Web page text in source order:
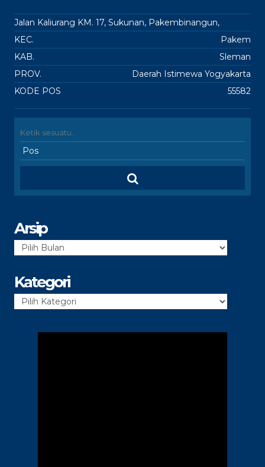
Jalan Kaliurang KM. 17, Sukunan, Pakembinangun,
KEC.
Pakem
KAB.
Sleman
PROV.
Daerah Istimewa Yogyakarta
KODE POS
55582
Arsip
Arsip
Kategori
Kategori